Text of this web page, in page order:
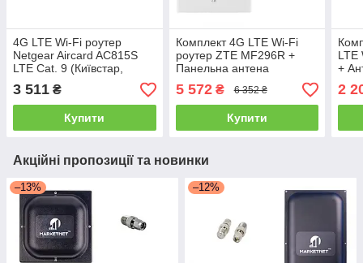
4G LTE Wi-Fi роутер
Netgear Aircard AC815S
LTE Cat. 9 (Київстар,
3 511 ₴
Купити
Комплект 4G LTE Wi-Fi
роутер ZTE MF296R +
Панельна антена
MARKETNET Maxi MIMO
22 dBi
5 572₴ 6 352 ₴
Купити
LTE
+
2 х
2
Акційні пропозиції та новинки
–13% –12%